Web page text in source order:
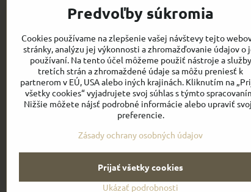
Juvitex, s​.r​.o​.
Trenčianska 1320
Púchov 020 01
Slovakia
IČO: 36339903
DIČ: 2021900067
IČ DPH: SK2021900067
info​@chefworks​.sk
+421 907 172 595
Predvoľby súkromia
Cookies používame na zlepšenie vašej návštevy tejto
stránky, analýzu jej výkonnosti a zhromažďovanie údajov o
používaní. Na tento účel môžeme použiť nástroje a služby
tretích strán a zhromaždené údaje sa môžu preniesť k
partnerom v EÚ, USA alebo iných krajinách. Kliknutím na
všetky cookies“ vyjadrujete svoj súhlas s týmto
Nižšie môžete nájsť podrobné informácie alebo upraviť
preferencie.
Zásady ochrany osobných údajov
Ukázať podrobnosti
Prijať všetky cookies